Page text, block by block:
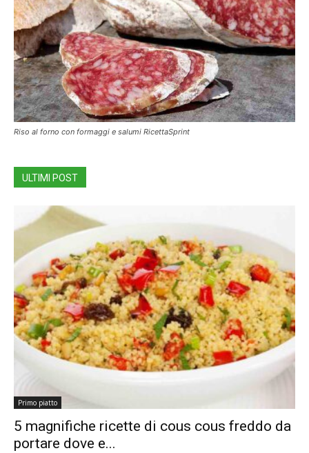
Riso al forno con formaggi e salumi RicettaSprint
ULTIMI POST
Primo piatto
5 magnifiche ricette di cous cous freddo da
portare dove e...